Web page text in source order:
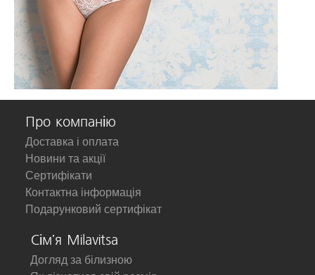
Про компанію
Доставка і оплата
Новини та акції
Сертифікати
Контактна інформація
Подарунковий сертифікат
Сім'я Milavitsa
Догляд за білизною